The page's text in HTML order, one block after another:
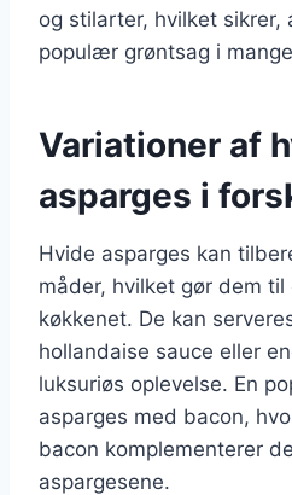
og stilarter, hvilket sikrer,
populær grøntsag i
Variationer af
asparges i
Hvide asparges kan
måder, hvilket gør dem
køkkenet. De kan
hollandaise sauce eller
luksuriøs oplevelse. En
asparges med bacon,
bacon komplementerer
aspargesene.